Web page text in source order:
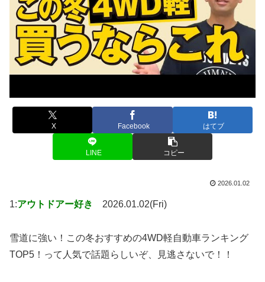
X Facebook はてブ
LINE コピー
2026.01.02
1:アウトドアー好き 2026.01.02(Fri)
雪道に強い！この冬おすすめの4WD軽自動車ランキング
TOP5！って人気で話題らしいぞ、見逃さないで！！